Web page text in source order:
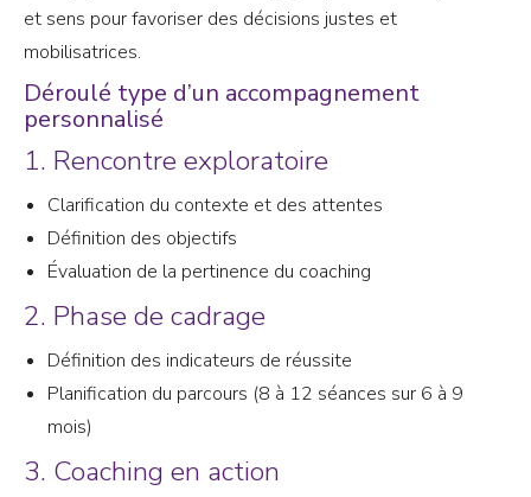
et sens pour favoriser des décisions justes et
mobilisatrices.
Déroulé type d’un accompagnement
personnalisé
1. Rencontre exploratoire
Clarification du contexte et des attentes
Définition des objectifs
Évaluation de la pertinence du coaching
2. Phase de cadrage
Définition des indicateurs de réussite
Planification du parcours (8 à 12 séances sur 6 à 9
mois)
3. Coaching en action